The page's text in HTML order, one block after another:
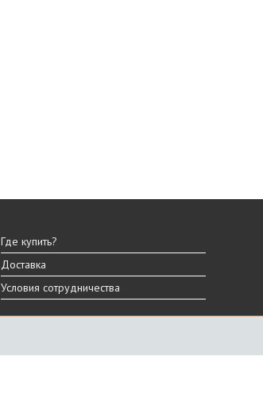
Где купить?
Доставка
Условия сотрудничества